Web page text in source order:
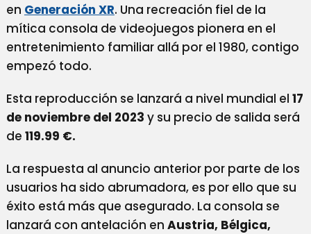
en Generación XR. Una recreación fiel de la
mítica consola de videojuegos pionera en el
entretenimiento familiar allá por el 1980, contigo
empezó todo.
Esta reproducción se lanzará a nivel mundial el 17
de noviembre del 2023 y su precio de salida será
de 119.99 €.
La respuesta al anuncio anterior por parte de los
usuarios ha sido abrumadora, es por ello que su
éxito está más que asegurado. La consola se
lanzará con antelación en Austria, Bélgica,